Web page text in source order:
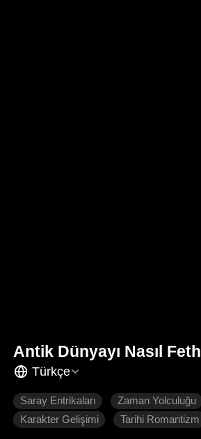
Antik Dünyayı Nasıl
Türkçe
Saray Entrikaları Zaman Yolculuğu
Karakter Gelişimi
Tarihi Romantizm